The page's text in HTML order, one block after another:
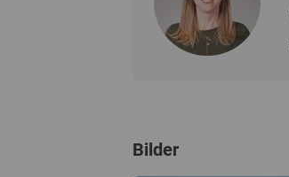
Bilder